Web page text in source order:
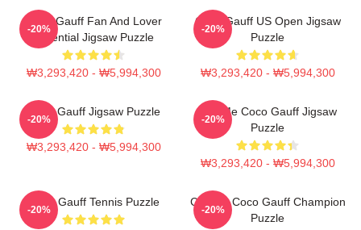
Coco Gauff Fan And Lover
Essential Jigsaw Puzzle
₩3,293,420 - ₩5,994,300
-20%
Coco Gauff US Open Jigsaw
Puzzle
₩3,293,420 - ₩5,994,300
-20%
Coco Gauff Jigsaw Puzzle
₩3,293,420 - ₩5,994,300
-20%
Call Me Coco Gauff Jigsaw
Puzzle
₩3,293,420 - ₩5,994,300
-20%
Coco Gauff Tennis Puzzle
-20%
Call Me Coco Gauff Champion
Puzzle
-20%